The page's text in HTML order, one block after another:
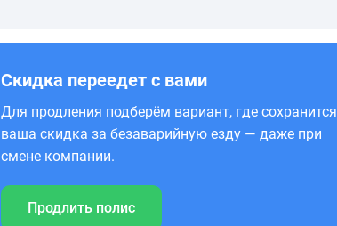
Скидка переедет с вами
Для продления подберём вариант, где сохранится
ваша скидка за безаварийную езду — даже при
смене компании.
Продлить полис